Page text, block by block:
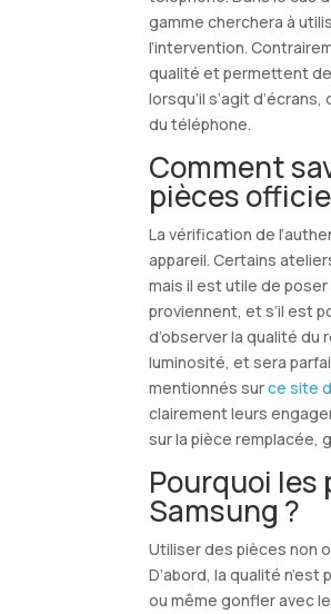
gamme cherchera à
l’intervention.
qualité et permettent
lorsqu’il s’agit
du téléphone.
Comment
pièces
La vérification de
appareil. Certains
mais il est utile de
proviennent, et s’il est
d’observer la qualité
luminosité, et sera
mentionnés surce site
clairement leurs
sur la pièce remplacée,
Pourquoi
Samsung ?
Utiliser des pièces non
D’abord, la qualité
ou même gonfler avec